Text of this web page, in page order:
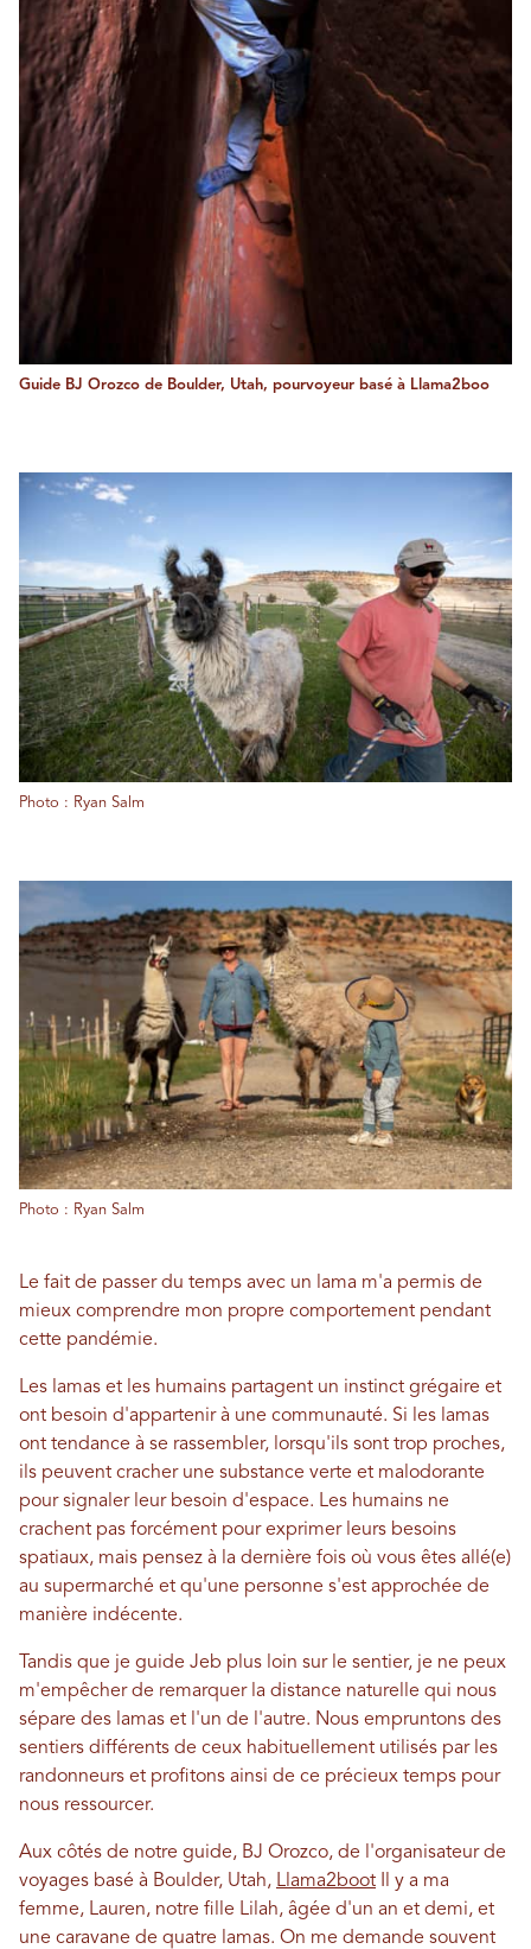
Guide BJ Orozco de Boulder, Utah, pourvoyeur basé à Llama2boo
Photo : Ryan Salm
Photo : Ryan Salm
Le fait de passer du temps avec un lama m'a permis de
mieux comprendre mon propre comportement pendant
cette pandémie.
Les lamas et les humains partagent un instinct grégaire et
ont besoin d'appartenir à une communauté. Si les lamas
ont tendance à se rassembler, lorsqu'ils sont trop proches,
ils peuvent cracher une substance verte et malodorante
pour signaler leur besoin d'espace. Les humains ne
crachent pas forcément pour exprimer leurs besoins
spatiaux, mais pensez à la dernière fois où vous êtes allé(e)
au supermarché et qu'une personne s'est approchée de
manière indécente.
Tandis que je guide Jeb plus loin sur le sentier, je ne peux
m'empêcher de remarquer la distance naturelle qui nous
sépare des lamas et l'un de l'autre. Nous empruntons des
sentiers différents de ceux habituellement utilisés par les
randonneurs et profitons ainsi de ce précieux temps pour
nous ressourcer.
Aux côtés de notre guide, BJ Orozco, de l'organisateur de
voyages basé à Boulder, Utah, Llama2boot Il y a ma
femme, Lauren, notre fille Lilah, âgée d'un an et demi, et
une caravane de quatre lamas. On me demande souvent